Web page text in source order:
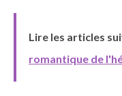
Lire les articles
romantique de